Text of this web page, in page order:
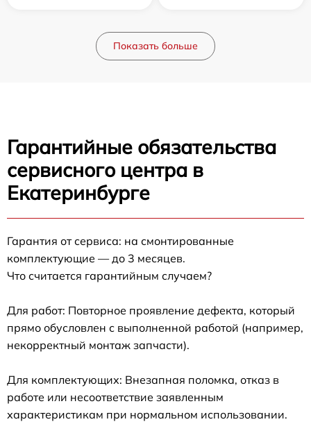
Показать больше
Гарантийные обязательства
сервисного центра в
Екатеринбурге
Гарантия от сервиса: на смонтированные
комплектующие — до 3 месяцев.
Что считается гарантийным случаем?
Для работ: Повторное проявление дефекта, который
прямо обусловлен с выполненной работой (например,
некорректный монтаж запчасти).
Для комплектующих: Внезапная поломка, отказ в
работе или несоответствие заявленным
характеристикам при нормальном использовании.